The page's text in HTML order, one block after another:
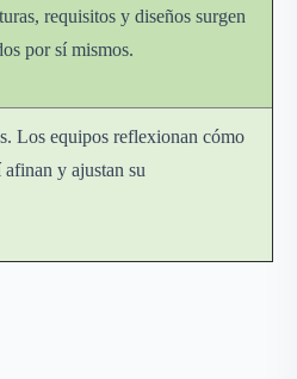
requisitos y diseños surgen
por sí mismos.
Los equipos reflexionan cómo
afinan y ajustan su